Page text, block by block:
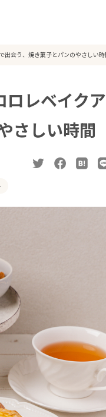
出会う、焼き菓子とパンのやさしい時
ロレベイクア
さしい時間